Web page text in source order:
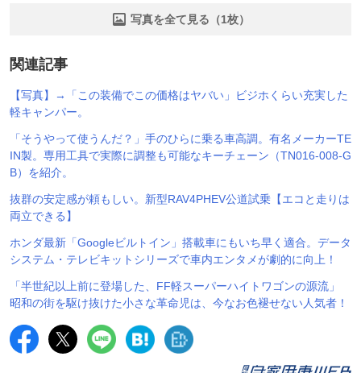
写真を全て見る（1枚）
関連記事
【写真】→「この装備でこの価格はヤバい」ビジホくらい充実した
軽キャンパー。
「そうやって使うんだ？」手のひらに乗る車高調。有名メーカーTE
IN製。専用工具で実際に調整も可能なキーチェーン（TN016-008-G
B）を紹介。
抜群の安定感が頼もしい。新型RAV4PHEV公道試乗【エコと走りは
両立できる】
ホンダ最新「Googleビルトイン」搭載車にもいち早く適合。データ
システム・テレビキットシリーズで車内エンタメが劇的に向上！
「半世紀以上前に登場した、FF軽スーパーハイトワゴンの源流」
昭和の街を駆け抜けた小さな革命児は、今なお色褪せない人気者！